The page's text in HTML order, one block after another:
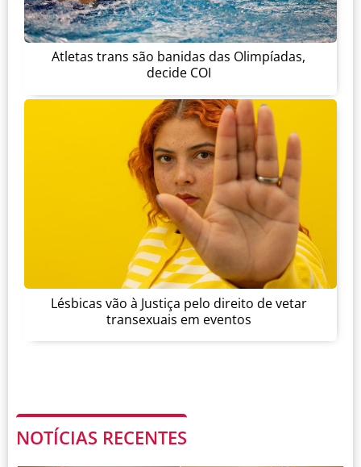
Atletas trans são banidas das Olimpíadas,
decide COI
Lésbicas vão à Justiça pelo direito de vetar
transexuais em eventos
NOTÍCIAS RECENTES